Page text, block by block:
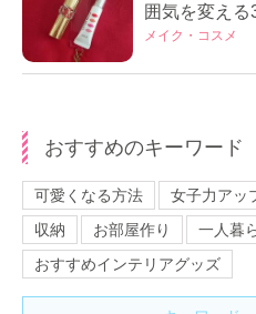
囲気を変え
メイク・コスメ
おすすめのキーワード
可愛くなる方法 女子力アッ
収納
お部屋作り
一人暮
おすすめインテリアグッズ